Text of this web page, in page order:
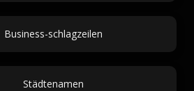
Business-schlagzeilen
Städtenamen